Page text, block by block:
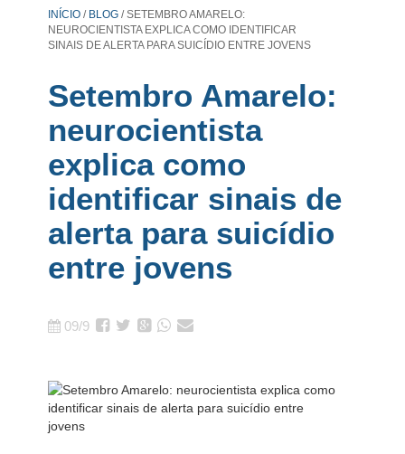
INÍCIO / BLOG /SETEMBRO AMARELO:
NEUROCIENTISTA EXPLICA COMO IDENTIFICAR
SINAIS DE ALERTA PARA SUICÍDIO ENTRE JOVENS
Setembro Amarelo:
neurocientista
explica como
identificar sinais de
alerta para suicídio
entre jovens
09/9